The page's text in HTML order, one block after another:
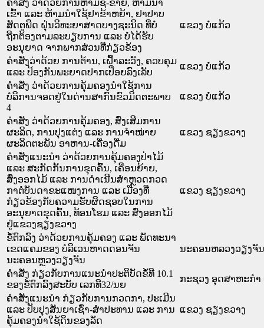
ຄຳສັ່ງ ວ່າດ້ວຍການຫ້າມຊື້-ຂາຍ, ຫ້າມນຳ
ເຂົ້າ ແລະ ຫ້າມນຳໃຊ້ຢາຂ້າຫຍ້າ, ຢາປາບ
ສັດຕູພືດ ຝຸ່ນວິທະຍາສາດບາງຊະນິດ ທີ່ບໍ່
ຖືກຕ້ອງຕາມລະບຽບການ ແລະ ບໍ່ໄດ້ຮັບ
ອະນຸຍາດ ຈາກພາກສ່ວນທີ່ກ່ຽວຂ້ອງ
ແຂວງ ບໍ່ແກ້ວ
ຄຳສັ່ງວ່າດ້ວຍ ການຕ້ານ, ເຝົ້າລະວັງ, ຄວບຄຸມ
ແລະ ປ້ອງກັນພະຍາດປາກເປື່ອຍລົງເລັບ
ແຂວງ ບໍ່ແກ້ວ
ຄຳສັ່ງ ວ່າດ້ວຍການຄຸ້ມຄອງນຳໃຊ້ການ
ບໍລິການຈອດຢູ່ໃນດ່ານສາກົນຂົວມິດຕະພາບ
4
ແຂວງ ບໍ່ແກ້ວ
ຄໍາສັ່ງ ວ່າດ້ວຍການຄຸ້ມຄອງ, ສົ່ງເສີມການ
ຜະລິດ, ການປຸງແຕ່ງ ແລະ ການຈໍາໜ່າຍ
ຜະລິດຕະພັນ ອາຫານ-ເຄື່ອງດື່ມ
ແຂວງ ຊຽງຂວາງ
ຄໍາສັ່ງແນະນຳ ວ່າດ້ວຍການຄຸ້ມຄອງປ່າໄມ້
ແລະ ສະກັດກັ້ນການຂຸດຄົ້ນ, ເຄື່ອນຍ້າຍ,
ສົ່ງອອກໄມ້ ແລະ ການດໍາເນີນສໍາຫຼວດກວດ
ກາຕໍ່ບັນດາຂະແໜງການ ແລະ ເມືອງທີ່
ກ່ຽວຂ້ອງກັບຄວາມຮັບຜິດຊອບໃນການ
ອະນຸຍາດຂຸດຄົ້ນ, ທ້ອນໂຮມ ແລະ ສົ່ງອອກໄມ້
ຢູ່ແຂວງຊຽງຂວາງ
ແຂວງ ຊຽງຂວາງ
ຂໍ້ຕົກລົງ ວ່າດ້ວຍການຄຸ້ມຄອງ ແລະ ພັດທະນາ
ເຂດແຄມຂອງ ບໍລິເວນຫາດດອນຈັນ
ນະຄອນຫຼວງວຽງຈັນ
ນະ​ຄອນ​ຫລວງວຽງຈັນ
ຄຳສັ່ງ ກ່ຽວກັບການແນະນຳປະຕິບັດຂໍ້ທີ 10.1
ຂອງຂໍ້ຕົກລົງສະບັບ ເລກທີ32/ນຍ
ກະຊວງ ອຸດສາຫະກຳ
ຄໍາສັ່ງແນະນໍາ ກ່ຽວກັບການກວດກາ, ປະເມີນ
ແລະ ປັບປຸງສັນຍາເຊົ່າ-ສໍາປະທານ ແລະ ການ
ຄຸ້ມຄອງນໍາໃຊ້ດິນຂອງລັດ
ແຂວງ ຊຽງຂວາງ